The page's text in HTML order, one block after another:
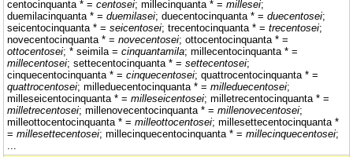
centocinquanta * = centosei; millecinquanta * = millesei;
duemilacinquanta * = duemilasei; duecentocinquanta * = duecentosei;
seicentocinquanta * = seicentosei; trecentocinquanta * = trecentosei;
novecentocinquanta * = novecentosei; ottocentocinquanta * =
ottocentosei; * seimila = cinquantamila; millecentocinquanta * =
millecentosei; settecentocinquanta * = settecentosei;
cinquecentocinquanta * = cinquecentosei; quattrocentocinquanta * =
quattrocentosei; milleduecentocinquanta * = milleduecentosei;
milleseicentocinquanta * = milleseicentosei; milletrecentocinquanta * =
milletrecentosei; millenovecentocinquanta * = millenovecentosei;
milleottocentocinquanta * = milleottocentosei; millesettecentocinquanta *
= millesettecentosei; millecinquecentocinquanta * = millecinquecentosei;